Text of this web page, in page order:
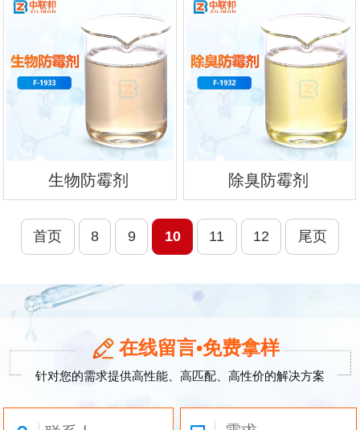
生物防霉剂 除臭防霉剂
首页 8 9 10 11 12 尾页
在线留言•免费拿样
针对您的需求提供高性能、高匹配、高性价的解决方案